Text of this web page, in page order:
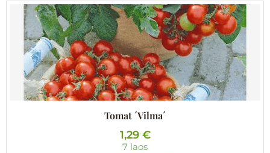
Tomat ´Vilma´
1,29 €
7 laos